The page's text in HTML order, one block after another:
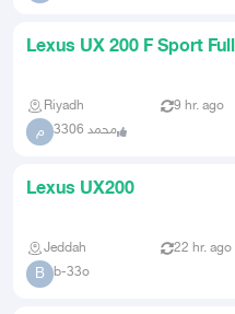
Lexus UX 200 F Sport
Riyadh 9 hr. ago
م محمد 3306
Lexus UX200
Jeddah 22 hr. ago
B b-33o